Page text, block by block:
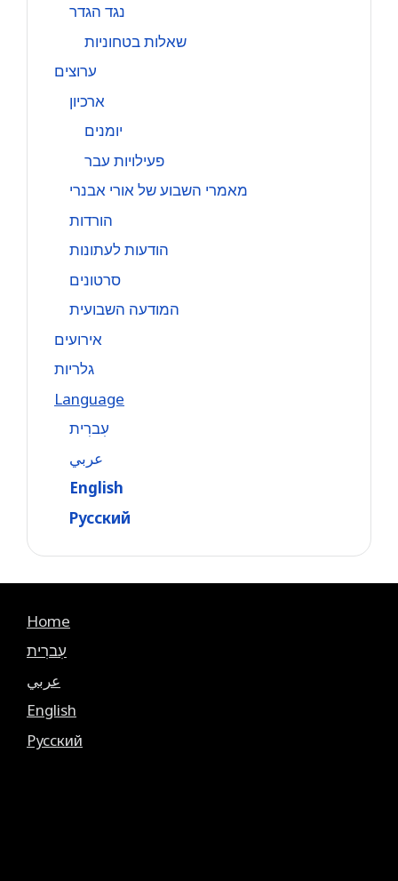
נגד הגדר
שאלות בטחוניות
ערוצים
ארכיון
יומנים
פעילויות עבר
מאמרי השבוע של אורי אבנרי
הורדות
הודעות לעתונות
סרטונים
המודעה השבועית
אירועים
גלריות
Language
עִברִית
عربي
English
Русский
Home
עִברִית
عربي
English
Русский